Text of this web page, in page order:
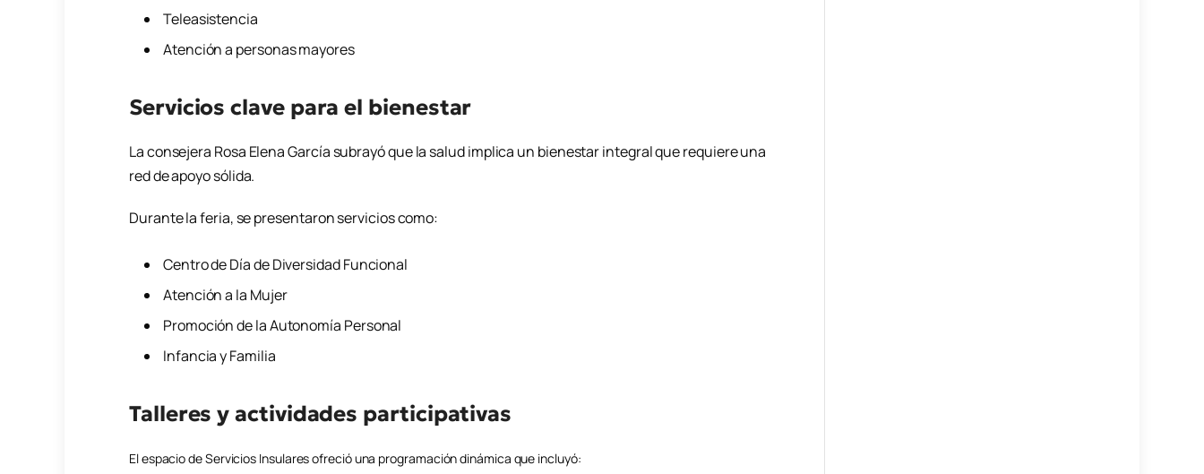
Teleasistencia
Atención a personas mayores
Servicios clave para el bienestar
La consejera Rosa Elena García subrayó que la salud implica un bienestar integral que requiere una
red de apoyo sólida.
Durante la feria, se presentaron servicios como:
Centro de Día de Diversidad Funcional
Atención a la Mujer
Promoción de la Autonomía Personal
Infancia y Familia
Talleres y actividades participativas
El espacio de Servicios Insulares ofreció una programación dinámica que incluyó: